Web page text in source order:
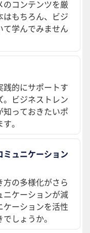
のコンテンツを厳
もちろん、ビジ
学んでみません
的にサポートす
。ビジネストレン
知っておきたいポ
。
ュニケーション
の多様化がさら
ニケーションが減
ケーションを活性
しょうか。